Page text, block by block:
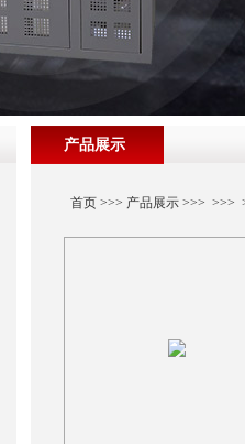
产品展示
首页>>> 产品展示>>> >>>